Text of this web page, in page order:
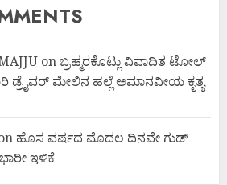
onಬ್ರಹ್ಮರಕೊಟ್ಲು ವಿವಾದಿತ ಟೋಲ್
ಡ್ರೈವರ್ ಮೇಲಿನ ಹಲ್ಲೆ ಅಮಾನವೀಯ ಕೃತ್ಯ
ಹೊಸ ವರ್ಷದ ಮೊದಲ ದಿನವೇ ಗುಡ್
ಇಳಿಕೆ